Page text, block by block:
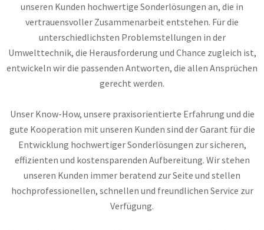
unseren Kunden hochwertige Sonderlösungen an, die in
vertrauensvoller Zusammenarbeit entstehen. Für die
unterschiedlichsten Problemstellungen in der
Umwelttechnik, die Herausforderung und Chance zugleich ist,
entwickeln wir die passenden Antworten, die allen Ansprüchen
gerecht werden.
Unser Know-How, unsere praxisorientierte Erfahrung und die
gute Kooperation mit unseren Kunden sind der Garant für die
Entwicklung hochwertiger Sonderlösungen zur sicheren,
effizienten und kostensparenden Aufbereitung. Wir stehen
unseren Kunden immer beratend zur Seite und stellen
hochprofessionellen, schnellen und freundlichen Service zur
Verfügung.